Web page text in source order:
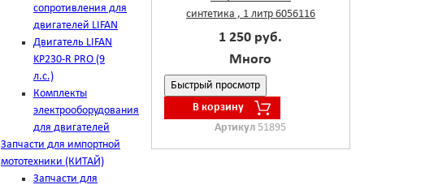
сопротивления для
двигателей LIFAN
Двигатель LIFAN
KP230-R PRO (9
л.с.)
Комплекты
электрооборудования
для двигателей
Запчасти для импортной
мототехники (КИТАЙ)
Запчасти для
синтетика , 1 литр 6056116
1 250 руб.
Много
Быстрый просмотр
В корзину
Артикул51895